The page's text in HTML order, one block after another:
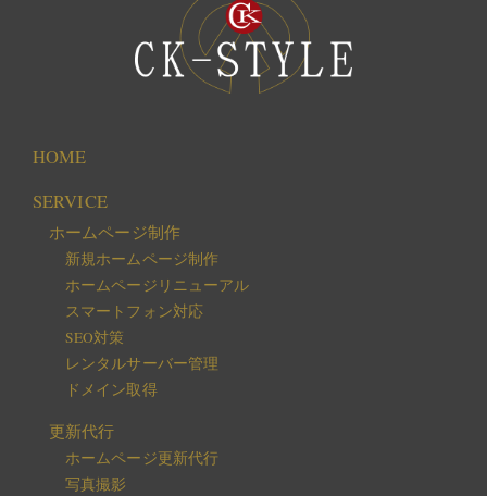
HOME
SERVICE
ホームページ制作
新規ホームページ制作
ホームページリニューアル
スマートフォン対応
SEO対策
レンタルサーバー管理
ドメイン取得
更新代行
ホームページ更新代行
写真撮影